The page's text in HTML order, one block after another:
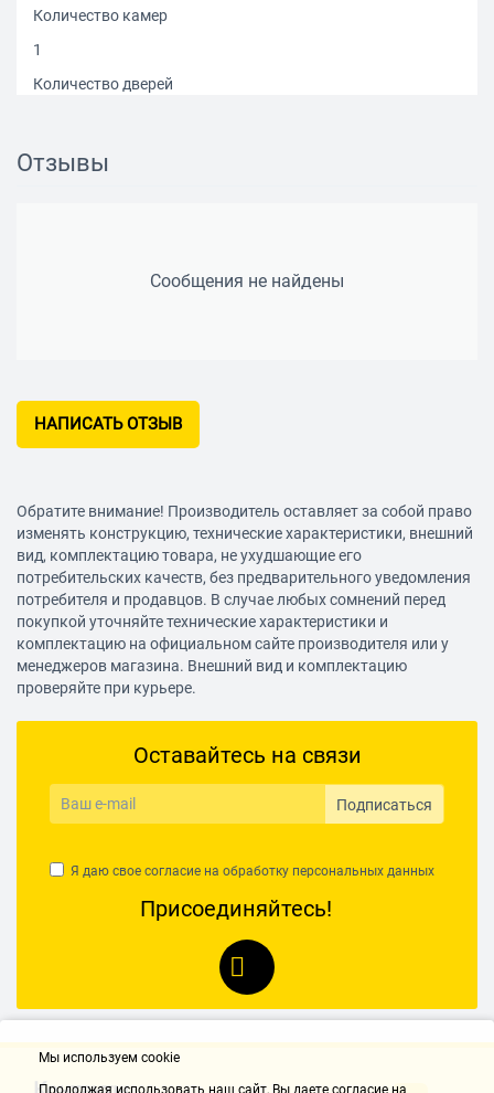
Количество камер
1
Количество дверей
Габариты (ШxГxВ)
капельная система
250 л
Другие функции и особенности
Материал полок
металл
Возможность перевешивания двери
есть
Климатический класс
Вес
Отзывы
Сообщения не найдены
НАПИСАТЬ ОТЗЫВ
Обратите внимание! Производитель оставляет за собой право
изменять конструкцию, технические характеристики, внешний
вид, комплектацию товара, не ухудшающие его
потребительских качеств, без предварительного уведомления
потребителя и продавцов. В случае любых сомнений перед
покупкой уточняйте технические характеристики и
комплектацию на официальном сайте производителя или у
менеджеров магазина. Внешний вид и комплектацию
проверяйте при курьере.
Оставайтесь на связи
Подписаться
Я даю свое согласие на обработку персональных данных
Присоединяйтесь!
Мы используем cookie
Продолжая использовать наш cайт, Вы даете согласие на